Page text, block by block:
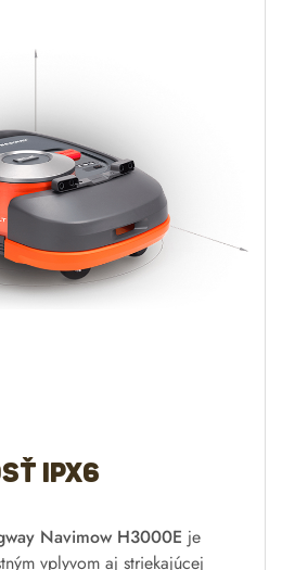
IPX6
Navimow H3000Eje
vplyvom aj striekajúcej
ľahké.